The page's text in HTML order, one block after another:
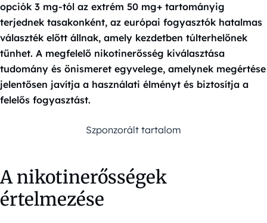
opciók 3 mg-tól az extrém 50 mg+ tartományig
terjednek tasakonként, az európai fogyasztók hatalmas
választék előtt állnak, amely kezdetben túlterhelőnek
tűnhet. A megfelelő nikotinerősség kiválasztása
tudomány és önismeret egyvelege, amelynek megértése
jelentősen javítja a használati élményt és biztosítja a
felelős fogyasztást.
Szponzorált tartalom
A nikotinerősségek
értelmezése